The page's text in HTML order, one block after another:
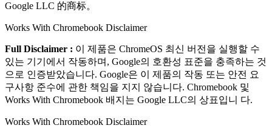
Google LLC 的商标。
Works With Chromebook Disclaimer
Full Disclaimer : 이 제품은 ChromeOS 최신 버전을 실행할 수
있는 기기에서 작동하며, Google의 호환성 표준을 충족하는 것
으로 인증받았습니다. Google은 이 제품의 작동 또는 안전 요
구사항 준수에 관한 책임을 지지 않습니다. Chromebook 및
Works With Chromebook 배지는 Google LLC의 상표입니 다.
Works With Chromebook Disclaimer